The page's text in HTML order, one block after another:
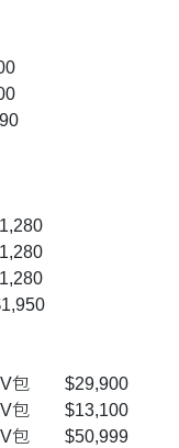
包 $29,900
包 $13,100
包 $50,999